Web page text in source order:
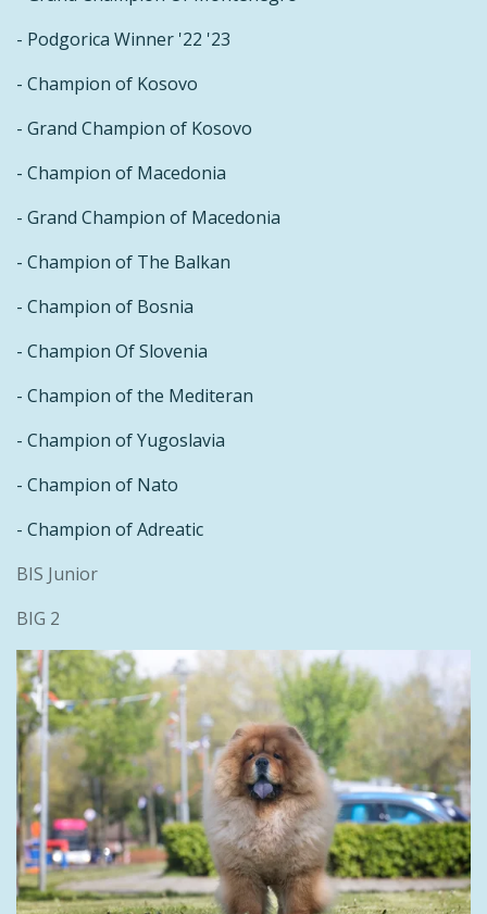
- Podgorica Winner '22 '23
- Champion of Kosovo
- Grand Champion of Kosovo
- Champion of Macedonia
- Grand Champion of Macedonia
- Champion of The Balkan
- Champion of Bosnia
- Champion Of Slovenia
- Champion of the Mediteran
- Champion of Yugoslavia
- Champion of Nato
- Champion of Adreatic
BIS Junior
BIG 2